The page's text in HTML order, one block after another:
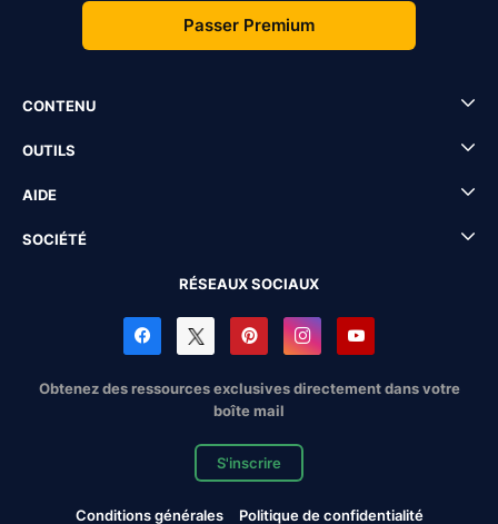
Passer Premium
CONTENU
OUTILS
AIDE
SOCIÉTÉ
RÉSEAUX SOCIAUX
Obtenez des ressources exclusives directement dans votre
boîte mail
S'inscrire
Conditions générales Politique de confidentialité